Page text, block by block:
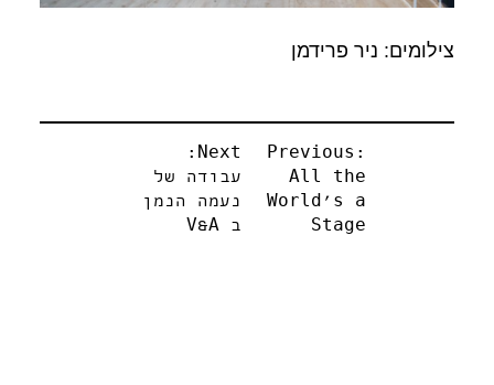
צילומים: ניר פרידמן
ניווטPrevious:
All the
World’s a
Stage
Next:
עבודה של
נעמה הנמן
ב V&A